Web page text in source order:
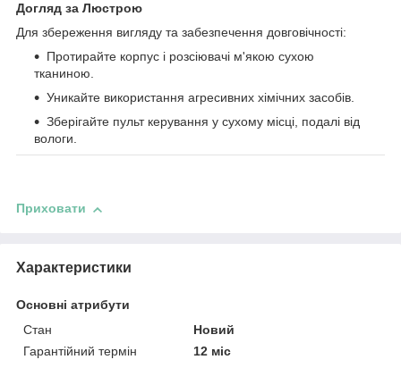
Догляд за Люстрою
Для збереження вигляду та забезпечення довговічності:
Протирайте корпус і розсіювачі м'якою сухою
тканиною.
Уникайте використання агресивних хімічних засобів.
Зберігайте пульт керування у сухому місці, подалі від
вологи.
Приховати
Характеристики
Основні атрибути
Стан
Новий
Гарантійний термін
12 міс